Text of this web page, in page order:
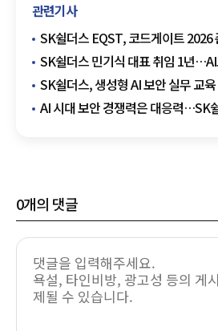
관련기사
SK쉴더스 EQST, 코드게이트
해킹대회 존재감
SK쉴더스 민기식 대표 취임 1년
새 판 짠다
SK쉴더스, 생성형 AI 보안 실무 교
강화
AI 시대 보안 경쟁력은 대응력…SK
0개의 댓글